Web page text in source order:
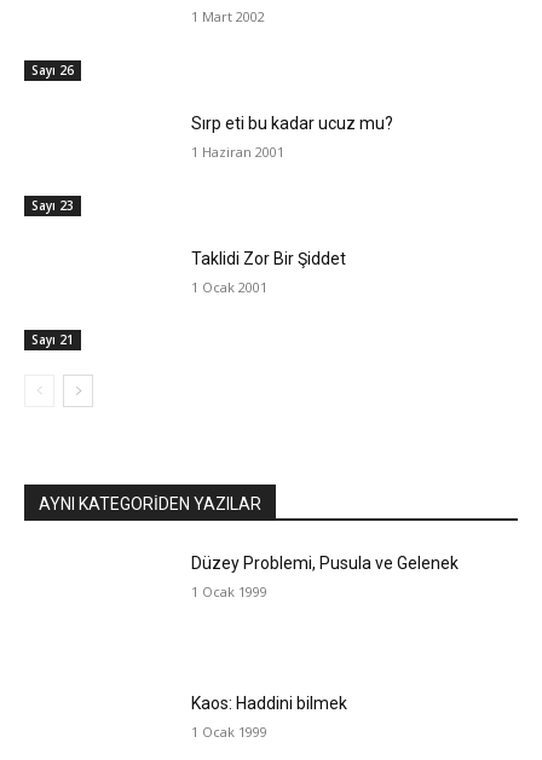
Sayı 26
1 Mart 2002
Sayı 23
Sırp eti bu kadar ucuz mu?
1 Haziran 2001
Sayı 21
Taklidi Zor Bir Şiddet
1 Ocak 2001
AYNI KATEGORIDEN YAZILAR
Düzey Problemi, Pusula ve Gelenek
1 Ocak 1999
Kaos: Haddini bilmek
1 Ocak 1999